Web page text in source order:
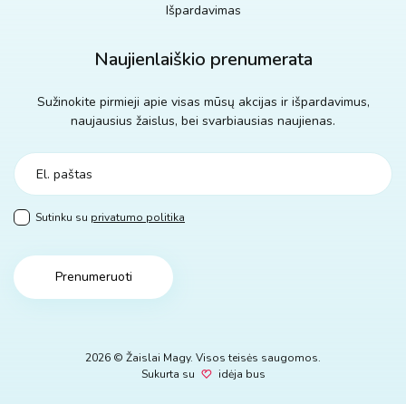
Išpardavimas
Naujienlaiškio prenumerata
Sužinokite pirmieji apie visas mūsų akcijas ir išpardavimus,
naujausius žaislus, bei svarbiausias naujienas.
Sutinku su privatumo politika
Prenumeruoti
2026 © Žaislai Magy. Visos teisės saugomos.
Sukurta su
idėja bus